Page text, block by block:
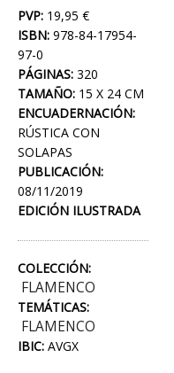
PVP: 19,95 €
ISBN: 978-84-17954-
97-0
PÁGINAS: 320
TAMAÑO: 15 X 24 CM
ENCUADERNACIÓN:
RÚSTICA CON
SOLAPAS
PUBLICACIÓN:
08/11/2019
EDICIÓN ILUSTRADA
COLECCIÓN:
FLAMENCO
TEMÁTICAS:
FLAMENCO
IBIC: AVGX